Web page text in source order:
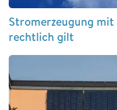
Stromerzeugung mit
rechtlich gilt